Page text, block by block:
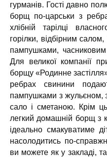
гурманів. Гості давно
борщ по-царськи з
хлібній тарілці
горілки, відбірним
пампушками,
Для великої компанії
борщу «Родинне
ребрах свинини
пампушками з жульєном,
сало і сметаною. Крім
легкий домашній борщ з
ідеально смакуватиме
насолодитись по-
ви можете як у закладі,